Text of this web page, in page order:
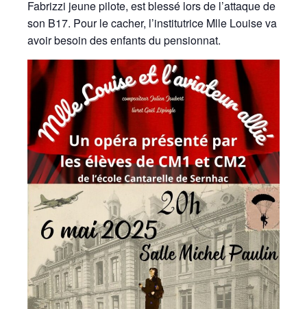
Fabrizzi jeune pilote, est blessé lors de l’attaque de
son B17. Pour le cacher, l’institutrice Mlle Louise va
avoir besoin des enfants du pensionnat.